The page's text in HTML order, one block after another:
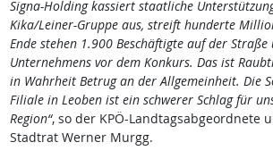
Signa-Holding kassiert staatliche
Kika/Leiner-Gruppe aus, streift hunderte
Ende stehen 1.900 Beschäftigte auf der Straße
Unternehmens vor dem Konkurs. Das ist
in Wahrheit Betrug an der Allgemeinheit. Die
Filiale in Leoben ist ein schwerer Schlag für
Region“, so der KPÖ-Landtagsabgeordnete
Stadtrat Werner Murgg.